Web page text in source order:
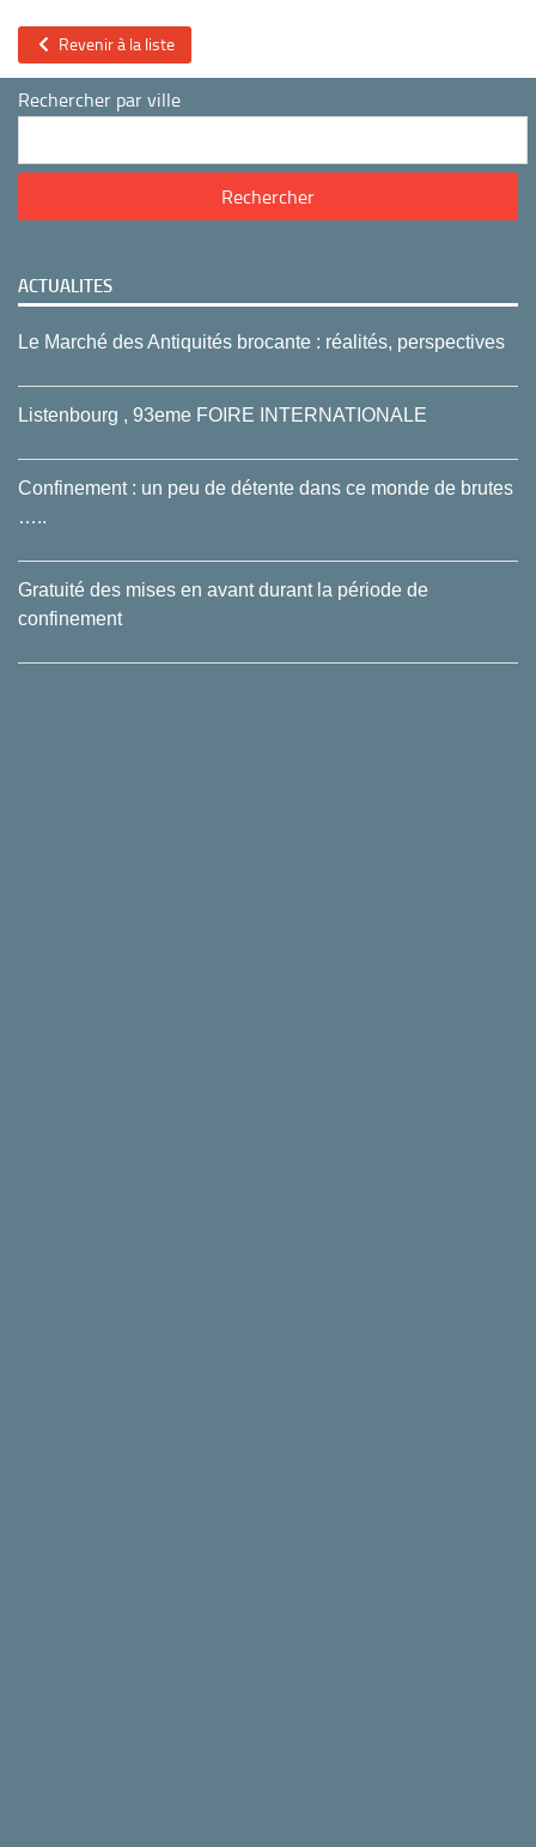
Revenir à la liste
Rechercher par ville
ACTUALITES
Le Marché des Antiquités brocante : réalités, perspectives
Listenbourg , 93eme FOIRE INTERNATIONALE
Confinement : un peu de détente dans ce monde de brutes
…..
Gratuité des mises en avant durant la période de
confinement